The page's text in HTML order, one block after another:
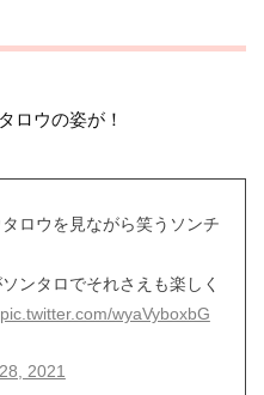
ロウの姿が！
ロウを見ながら笑うソンチ
ンタロでそれさえも楽しく
pic.twitter.com/wyaVyboxbG
2021